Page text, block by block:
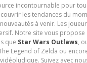
incontournable pour
les tendances du
à venir. Les
Notre site vous
que Star Wars Outlaws,
Legend of Zelda ou
Suivez avec